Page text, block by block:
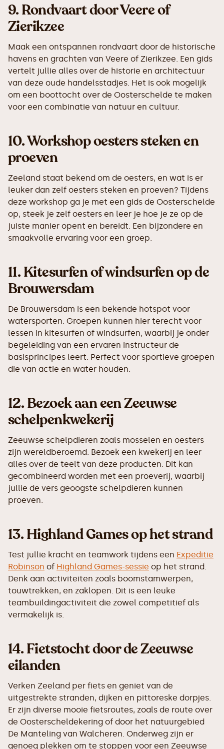
9.Rondvaart door Veere of
Zierikzee
Maak een ontspannen rondvaart door de historische
havens en grachten van Veere of Zierikzee. Een gids
vertelt jullie alles over de historie en architectuur
van deze oude handelsstadjes. Het is ook mogelijk
om een boottocht over de Oosterschelde te maken
voor een combinatie van natuur en cultuur.
10.Workshop oesters steken en
proeven
Zeeland staat bekend om de oesters, en wat is er
leuker dan zelf oesters steken en proeven? Tijdens
deze workshop ga je met een gids de Oosterschelde
op, steek je zelf oesters en leer je hoe je ze op de
juiste manier opent en bereidt. Een bijzondere en
smaakvolle ervaring voor een groep.
11.Kitesurfen of windsurfen op de
Brouwersdam
De Brouwersdam is een bekende hotspot voor
watersporten. Groepen kunnen hier terecht voor
lessen in kitesurfen of windsurfen, waarbij je onder
begeleiding van een ervaren instructeur de
basisprincipes leert. Perfect voor sportieve groepen
die van actie en water houden.
12.Bezoek aan een Zeeuwse
schelpenkwekerij
Zeeuwse schelpdieren zoals mosselen en oesters
zijn wereldberoemd. Bezoek een kwekerij en leer
alles over de teelt van deze producten. Dit kan
gecombineerd worden met een proeverij, waarbij
jullie de vers geoogste schelpdieren kunnen
proeven.
13.Highland Games op het strand
Test jullie kracht en teamwork tijdens een Expeditie
Robinson of Highland Games-sessie op het strand.
Denk aan activiteiten zoals boomstamwerpen,
touwtrekken, en zaklopen. Dit is een leuke
teambuildingactiviteit die zowel competitief als
vermakelijk is.
14.Fietstocht door de Zeeuwse
eilanden
Verken Zeeland per fiets en geniet van de
uitgestrekte stranden, dijken en pittoreske dorpjes.
Er zijn diverse mooie fietsroutes, zoals de route over
de Oosterscheldekering of door het natuurgebied
De Manteling van Walcheren. Onderweg zijn er
genoeg plekken om te stoppen voor een Zeeuwse